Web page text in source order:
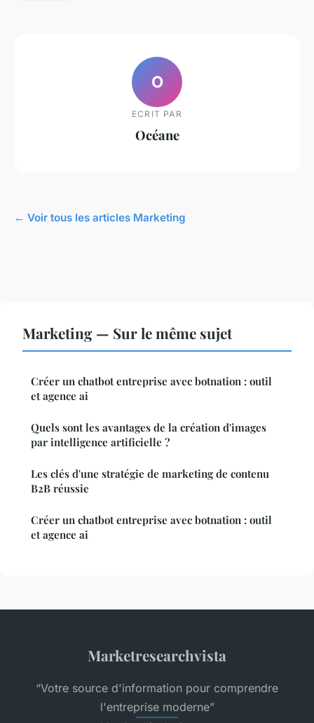
O
ECRIT PAR
Océane
← Voir tous les articles Marketing
Marketing — Sur le même sujet
Créer un chatbot entreprise avec botnation : outil
et agence ai
Quels sont les avantages de la création d'images
par intelligence artificielle ?
Les clés d'une stratégie de marketing de contenu
B2B réussie
Créer un chatbot entreprise avec botnation : outil
et agence ai
Marketresearchvista
“Votre source d'information pour comprendre
l'entreprise moderne”